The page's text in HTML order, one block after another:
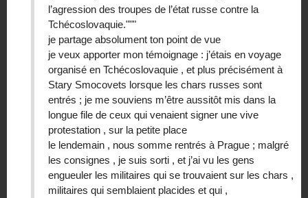
l’agression des troupes de l’état russe contre la
Tchécoslovaquie."""
je partage absolument ton point de vue
je veux apporter mon témoignage : j’étais en voyage
organisé en Tchécoslovaquie , et plus précisément à
Stary Smocovets lorsque les chars russes sont
entrés ; je me souviens m’être aussitôt mis dans la
longue file de ceux qui venaient signer une vive
protestation , sur la petite place
le lendemain , nous somme rentrés à Prague ; malgré
les consignes , je suis sorti , et j’ai vu les gens
engueuler les militaires qui se trouvaient sur les chars ,
militaires qui semblaient placides et qui ,